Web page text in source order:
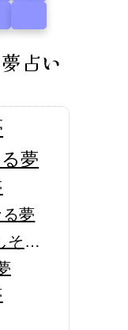
占い
夢
夢
遅刻する・遅刻しそうな夢